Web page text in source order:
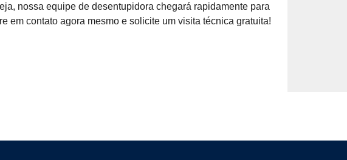
nossa equipe de desentupidora chegará rapidamente para
em contato agora mesmo e solicite um visita técnica gratuita!